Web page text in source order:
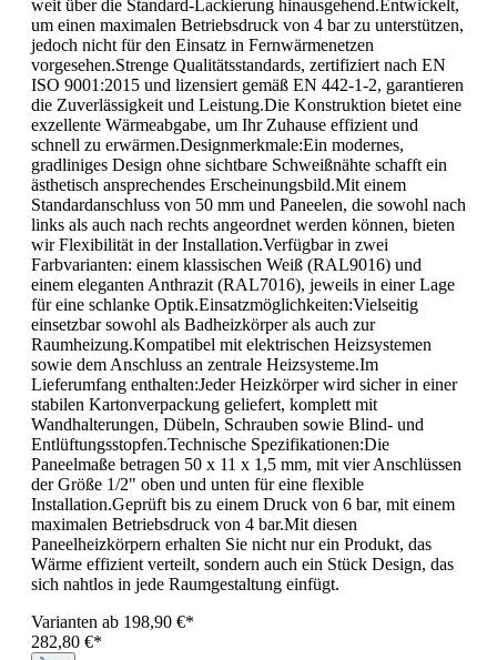
weit über die Standard-Lackierung hinausgehend.Entwickelt,
um einen maximalen Betriebsdruck von 4 bar zu unterstützen,
jedoch nicht für den Einsatz in Fernwärmenetzen
vorgesehen.Strenge Qualitätsstandards, zertifiziert nach EN
ISO 9001:2015 und lizensiert gemäß EN 442-1-2, garantieren
die Zuverlässigkeit und Leistung.Die Konstruktion bietet eine
exzellente Wärmeabgabe, um Ihr Zuhause effizient und
schnell zu erwärmen.Designmerkmale:Ein modernes,
gradliniges Design ohne sichtbare Schweißnähte schafft ein
ästhetisch ansprechendes Erscheinungsbild.Mit einem
Standardanschluss von 50 mm und Paneelen, die sowohl nach
links als auch nach rechts angeordnet werden können, bieten
wir Flexibilität in der Installation.Verfügbar in zwei
Farbvarianten: einem klassischen Weiß (RAL9016) und
einem eleganten Anthrazit (RAL7016), jeweils in einer Lage
für eine schlanke Optik.Einsatzmöglichkeiten:Vielseitig
einsetzbar sowohl als Badheizkörper als auch zur
Raumheizung.Kompatibel mit elektrischen Heizsystemen
sowie dem Anschluss an zentrale Heizsysteme.Im
Lieferumfang enthalten:Jeder Heizkörper wird sicher in einer
stabilen Kartonverpackung geliefert, komplett mit
Wandhalterungen, Dübeln, Schrauben sowie Blind- und
Entlüftungsstopfen.Technische Spezifikationen:Die
Paneelmaße betragen 50 x 11 x 1,5 mm, mit vier Anschlüssen
der Größe 1/2" oben und unten für eine flexible
Installation.Geprüft bis zu einem Druck von 6 bar, mit einem
maximalen Betriebsdruck von 4 bar.Mit diesen
Paneelheizkörpern erhalten Sie nicht nur ein Produkt, das
Wärme effizient verteilt, sondern auch ein Stück Design, das
sich nahtlos in jede Raumgestaltung einfügt.
Varianten ab 198,90 €*
282,80 €*